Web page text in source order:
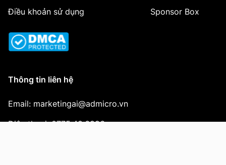
Điều khoản sử dụng
Sponsor Box
Thông tin liên hệ
Email: marketingai@admicro.vn
Điện thoại: 0775.48.6896